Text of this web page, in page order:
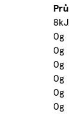
0g
0g
0g
0g
0g
0g